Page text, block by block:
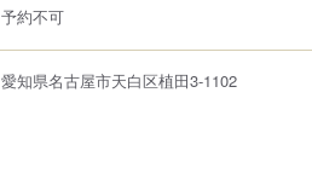
予約不可
愛知県名古屋市天白区植田3-1102